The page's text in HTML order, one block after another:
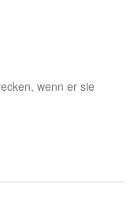
wenn er sie